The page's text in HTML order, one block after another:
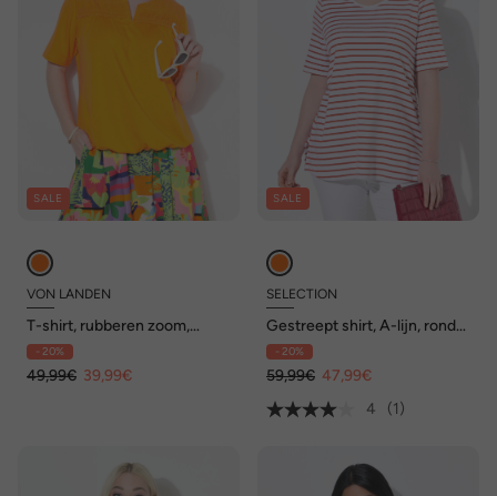
SALE
VON LANDEN
T-shirt, rubberen zoom,
plooien, V-hals, halve
mouwen
- 20%
49,99€ 39,99€
SALE
SELECTION
Gestreept shirt, A-lijn, ronde
hals, halve mouwen, pima-
katoen
- 20%
59,99€ 47,99€
4
(1)